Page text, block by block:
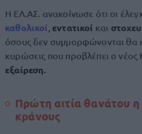
Η ΕΛ.ΑΣ. ανακοίνωσε ότι οι
καθολικοί εντατικοί και
όσους δεν συμμορφώνονται θα
κυρώσεις που προβλέπει ο νέος
εξαίρεση.
Πρώτη αιτία θανάτου
κράνους